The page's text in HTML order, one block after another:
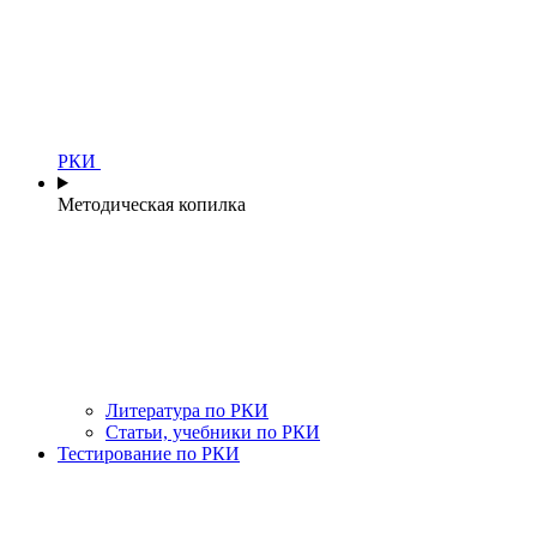
РКИ
Методическая копилка
Литература по РКИ
Статьи, учебники по РКИ
Тестирование по РКИ